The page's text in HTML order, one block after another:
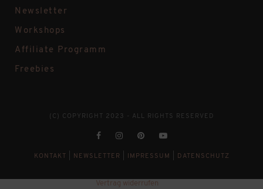
Newsletter
Workshops
Affiliate Programm
Freebies
(C) COPYRIGHT 2023 - ALL RIGHTS RESERVED
KONTAKT NEWSLETTER IMPRESSUM DATENSCHUTZ
Vertrag widerrufen